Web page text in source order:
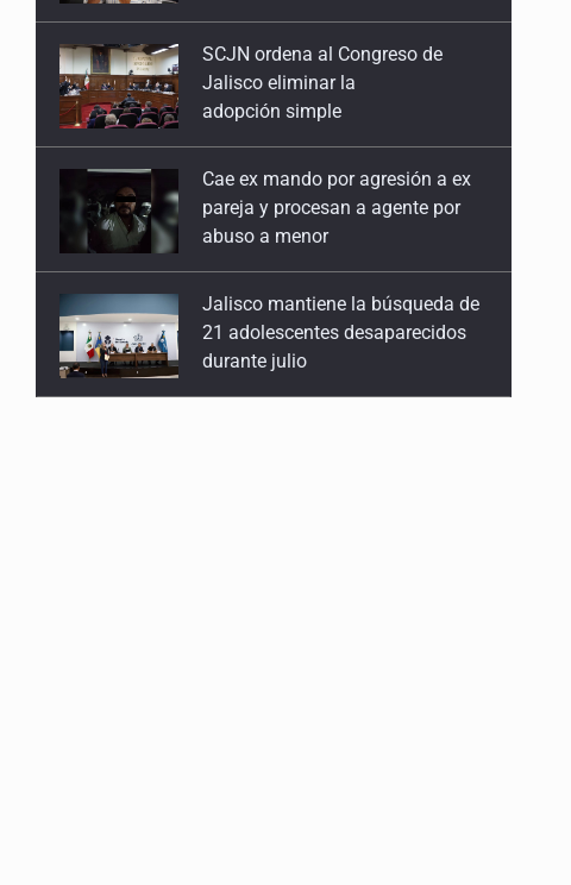
17 de Marzo de 2026
IAU-NAEC México
Rético y el De revolutionibvs
16 de Febrero de 2026
Bruno y el universo
9 de Febrero de 2026
Cae ex mando por agresión a ex
pareja y procesan a agente por
abuso a menor
Jalisco mantiene la búsqueda de
21 adolescentes desaparecidos
durante julio
SSPC, participa en búsqueda de
Ricardo Cabezas Talavera